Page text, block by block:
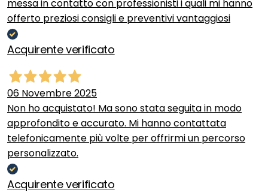
messa in contatto con professionisti i quali mi hanno
offerto preziosi consigli e preventivi vantaggiosi
Acquirente verificato
06 Novembre 2025
Non ho acquistato! Ma sono stata seguita in modo
approfondito e accurato. Mi hanno contattata
telefonicamente più volte per offrirmi un percorso
personalizzato.
Acquirente verificato